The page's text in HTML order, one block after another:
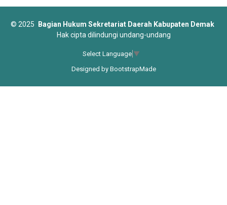
© 2025
Bagian Hukum Sekretariat Daerah Kabupaten Demak
Hak cipta dilindungi undang-undang
Select Language ▼
Designed by BootstrapMade